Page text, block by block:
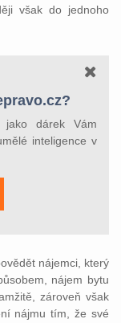
však do jednoho
dárek Vám
inteligence v
nájemci, který
nájem bytu
zároveň však
nájmu tím, že své